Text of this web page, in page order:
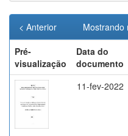
Mostrando
< Anterior
Pré-
visualização
Data do
documento
11-fev-2022